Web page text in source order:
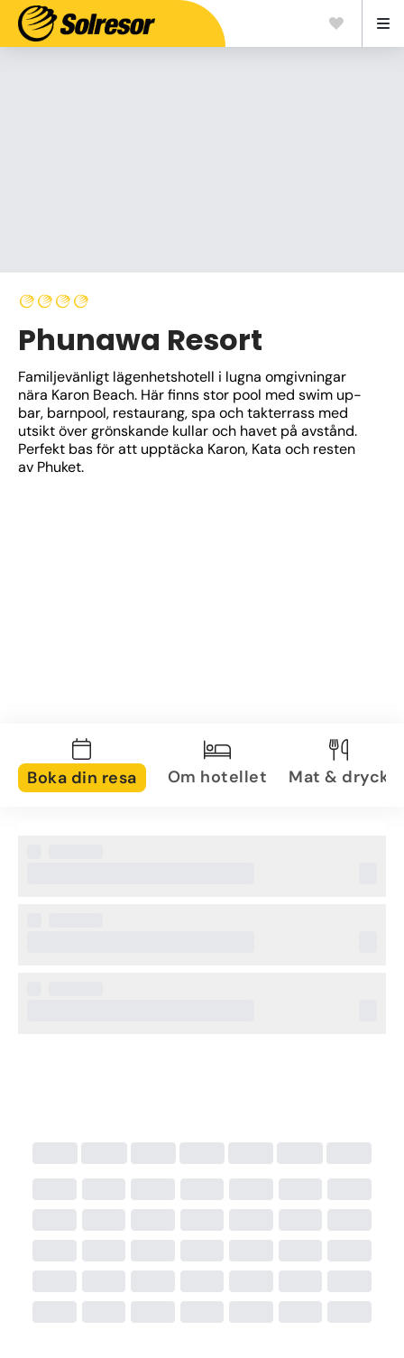
Phunawa Resort
Familjevänligt lägenhetshotell i lugna omgivningar
nära Karon Beach. Här finns stor pool med swim up-
bar, barnpool, restaurang, spa och takterrass med
utsikt över grönskande kullar och havet på avstånd.
Perfekt bas för att upptäcka Karon, Kata och resten
av Phuket.
Boka din resa Om hotellet Mat & dryck